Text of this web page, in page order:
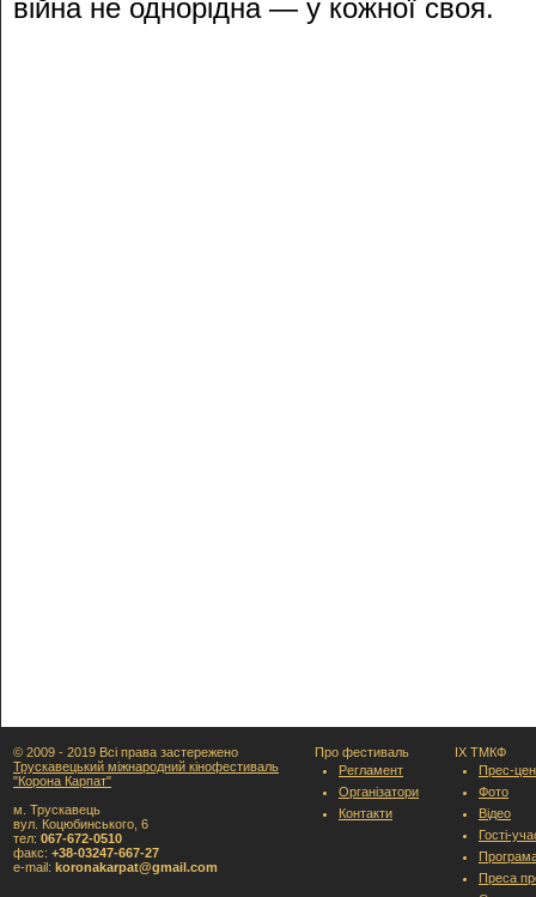
війна не однорідна — у кожної своя.
© 2009 - 2019 Всі права застережено
Трускавецький міжнародний кінофестиваль
"Корона Карпат"
м. Трускавець
вул. Коцюбинського, 6
тел: 067-672-0510
факс: +38-03247-667-27
e-mail: koronakarpat@gmail.com
Про фестиваль
Регламент
Організатори
Контакти
IX ТМКФ
Прес-
Фото
Відео
Гості-
Преса